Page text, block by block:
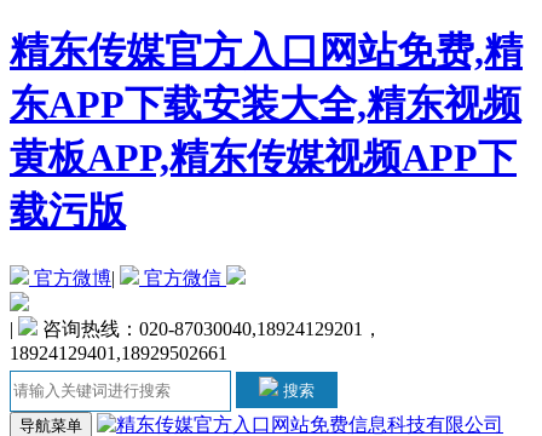
精东传媒官方入口网站免费,精
东APP下载安装大全,精东视频
黄板APP,精东传媒视频APP下
载污版
官方微博| 官方微信
|
咨询热线：020-87030040,18924129201，
18924129401,18929502661
搜索
导航菜单